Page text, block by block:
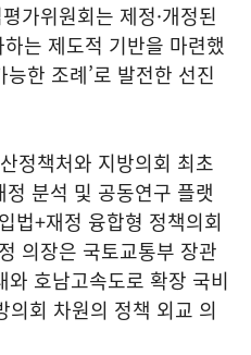
가위원회는 제정·개정된
는 제도적 기반을 마련했
능한 조례’로 발전한 선진
정책처와 지방의회 최초
분석 및 공동연구 플랫
법+재정 융합형 정책의회
의장은 국토교통부 장관
호남고속도로 확장 국비
의회 차원의 정책 외교 의